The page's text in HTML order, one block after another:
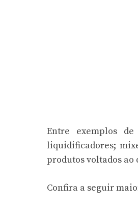
Entre exemplos
liquidificadores;
produtos voltados
Confira a seguir